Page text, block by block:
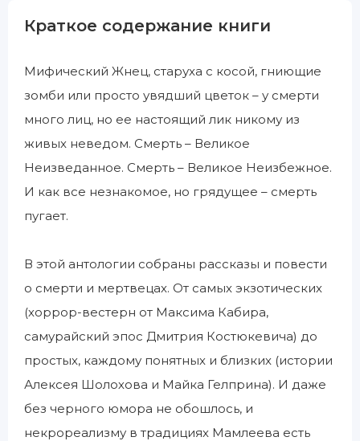
Краткое содержание книги
Мифический Жнец, старуха с косой, гниющие
зомби или просто увядший цветок – у смерти
много лиц, но ее настоящий лик никому из
живых неведом. Смерть – Великое
Неизведанное. Смерть – Великое Неизбежное.
И как все незнакомое, но грядущее – смерть
пугает.
В этой антологии собраны рассказы и повести
о смерти и мертвецах. От самых экзотических
(хоррор-вестерн от Максима Кабира,
самурайский эпос Дмитрия Костюкевича) до
простых, каждому понятных и близких (истории
Алексея Шолохова и Майка Гелприна). И даже
без черного юмора не обошлось, и
некрореализму в традициях Мамлеева есть